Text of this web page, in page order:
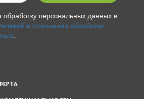
обработку персональных данных в
в отношении обработки
.